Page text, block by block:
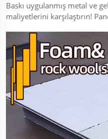
Baskı uygulanmış metal ve
maliyetlerini karşılaştırın!
yalıtımı sağlayan çekirdeği
gösteriliyor. Anahtar